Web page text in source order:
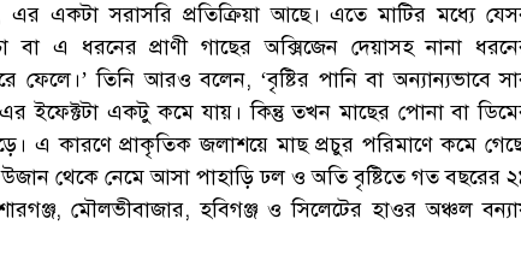
একটা সরাসরি প্রতিক্রিয়া আছে। এতে মাটির মধ্যে
বা এ ধরনের প্রাণী গাছের অক্সিজেন দেয়াসহ নানা
ফেলে।’ তিনি আরও বলেন, ‘বৃষ্টির পানি বা অন্যান্যভাবে
ইফেক্টটা একটু কমে যায়। কিন্তু তখন মাছের পোনা বা
এ কারণে প্রাকৃতিক জলাশয়ে মাছ প্রচুর পরিমাণে কমে
থেকে নেমে আসা পাহাড়ি ঢল ও অতি বৃষ্টিতে গত বছরের
মৌলভীবাজার, হবিগঞ্জ ও সিলেটের হাওর অঞ্চল